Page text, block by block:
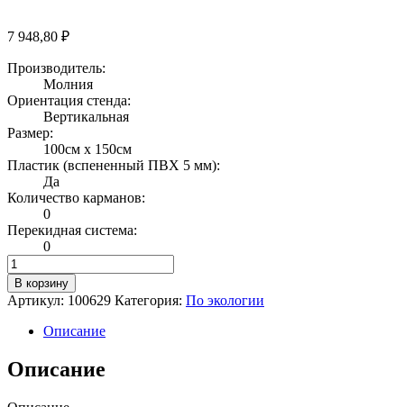
7 948,80 ₽
Производитель:
Молния
Ориентация стенда:
Вертикальная
Размер:
100см х 150см
Пластик (вспененный ПВХ 5 мм):
Да
Количество карманов:
0
Перекидная система:
0
Количество
товара
Стенд
Берегите
100х150см
(1
плакат)
В корзину
Артикул: 100629 Категория: По экологии
Описание
Описание